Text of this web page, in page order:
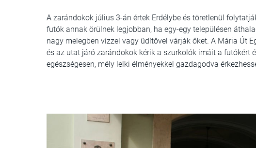
A zarándokok július 3-án értek Erdélybe és töretlenül
futók annak örülnek legjobban, ha egy-egy településen
nagy melegben vízzel vagy üdítővel várják őket. A Mária Út
és az utat járó zarándokok kérik a szurkolók imáit a futókért
egészségesen, mély lelki élményekkel gazdagodva